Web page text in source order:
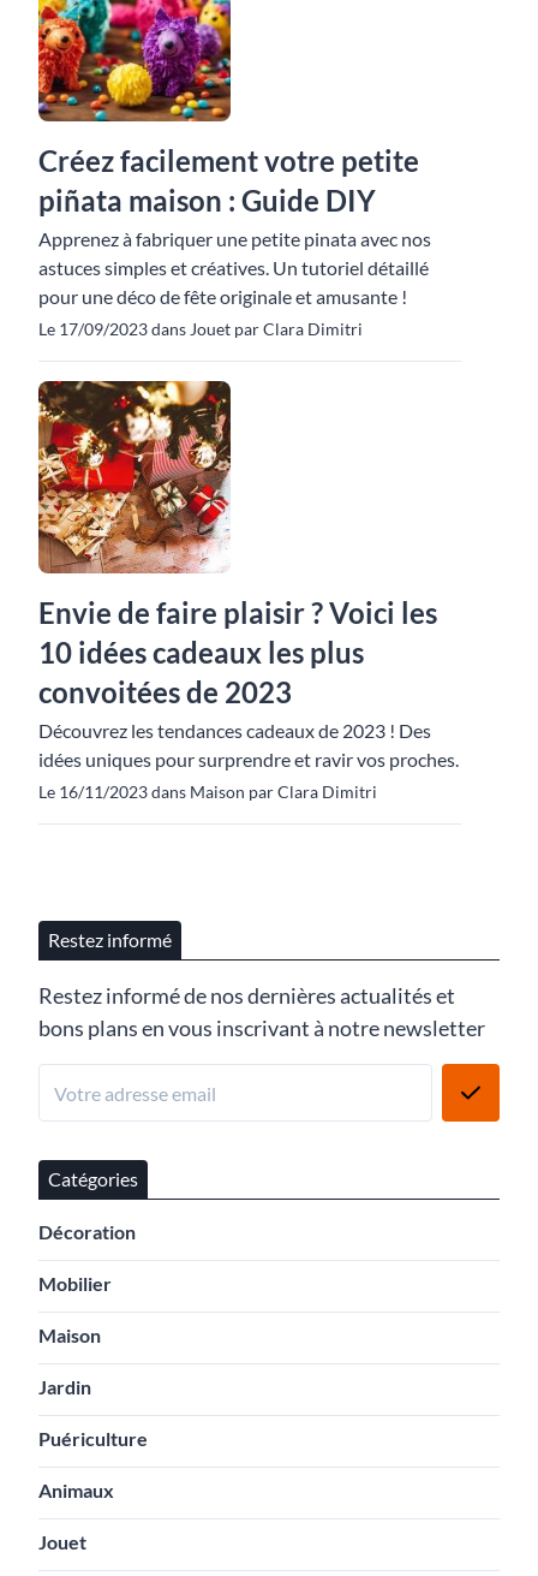
Créez facilement votre petite
piñata maison : Guide DIY
Apprenez à fabriquer une petite pinata avec nos
astuces simples et créatives. Un tutoriel détaillé
pour une déco de fête originale et amusante !
Le 17/09/2023 dans Jouet par Clara Dimitri
Envie de faire plaisir ? Voici les
10 idées cadeaux les plus
convoitées de 2023
Découvrez les tendances cadeaux de 2023 ! Des
idées uniques pour surprendre et ravir vos proches.
Le 16/11/2023 dans Maison par Clara Dimitri
Restez informé
Restez informé de nos dernières actualités et
bons plans en vous inscrivant à notre newsletter
Catégories
Décoration
Mobilier
Maison
Jardin
Puériculture
Animaux
Jouet